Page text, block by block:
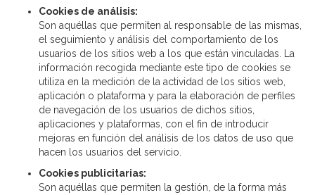
Cookies de análisis:
Son aquéllas que permiten al responsable de las mismas,
el seguimiento y análisis del comportamiento de los
usuarios de los sitios web a los que están vinculadas. La
información recogida mediante este tipo de cookies se
utiliza en la medición de la actividad de los sitios web,
aplicación o plataforma y para la elaboración de perfiles
de navegación de los usuarios de dichos sitios,
aplicaciones y plataformas, con el fin de introducir
mejoras en función del análisis de los datos de uso que
hacen los usuarios del servicio.
Cookies publicitarias:
Son aquéllas que permiten la gestión, de la forma más